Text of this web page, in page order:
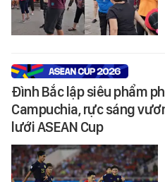
Đình Bắc lập siêu phẩm
Campuchia, rực sáng
lưới ASEAN Cup